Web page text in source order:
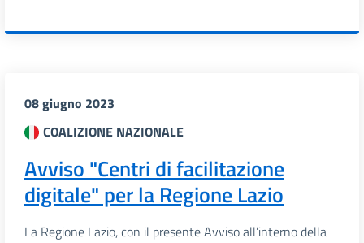
08 giugno 2023
COALIZIONE NAZIONALE
Avviso "Centri di facilitazione
digitale" per la Regione Lazio
La Regione Lazio, con il presente Avviso all’interno della